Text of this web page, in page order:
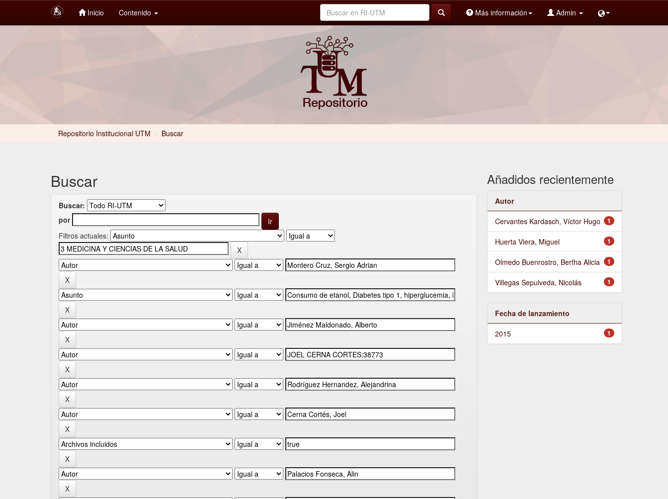
Inicio Contenido Más información Admin
Repositorio Institucional UTM / Buscar
Buscar
Buscar:
por
Filtros actuales:
Añadidos recientemente
Autor
1
Cervantes Kardasch, Víctor Hugo
1
Huerta Viera, Miguel
1
Olmedo Buenrostro, Bertha Alicia
1
Villegas Sepulveda, Nicolás
Fecha de lanzamiento
1
2015